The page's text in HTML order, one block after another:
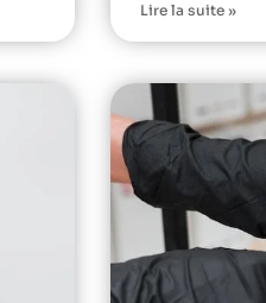
Lire la suite »